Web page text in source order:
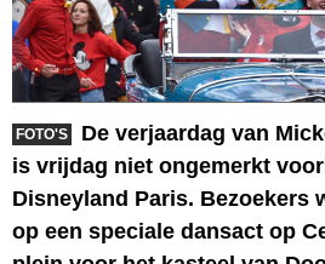
FOTO'S
De verjaardag van
is vrijdag niet ongemerkt
Disneyland Paris. Bezoekers
op een speciale dansact op